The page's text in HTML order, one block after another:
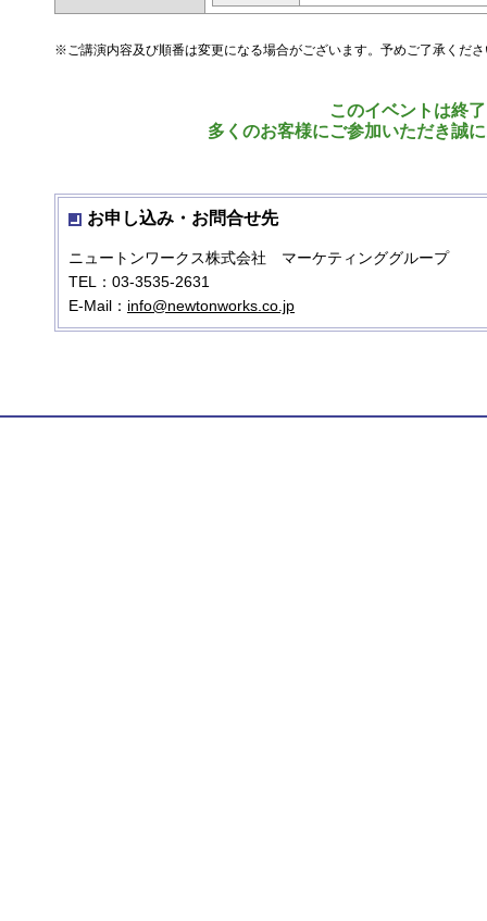
※ご講演内容及び順番は変更になる場合がございます。予めご了承くだ
このイベントは終
多くのお客様にご参加いただき誠
お申し込み・お問合せ先
ニュートンワークス株式会社 マーケティンググループ
TEL：03-3535-2631
E-Mail： info@newtonworks.co.jp